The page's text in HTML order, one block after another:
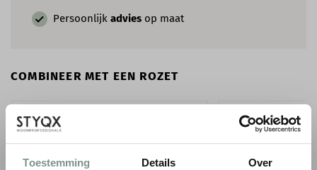
Toestemming Details Over
Persoonlijk advies op maat
COMBINEER MET EEN ROZET